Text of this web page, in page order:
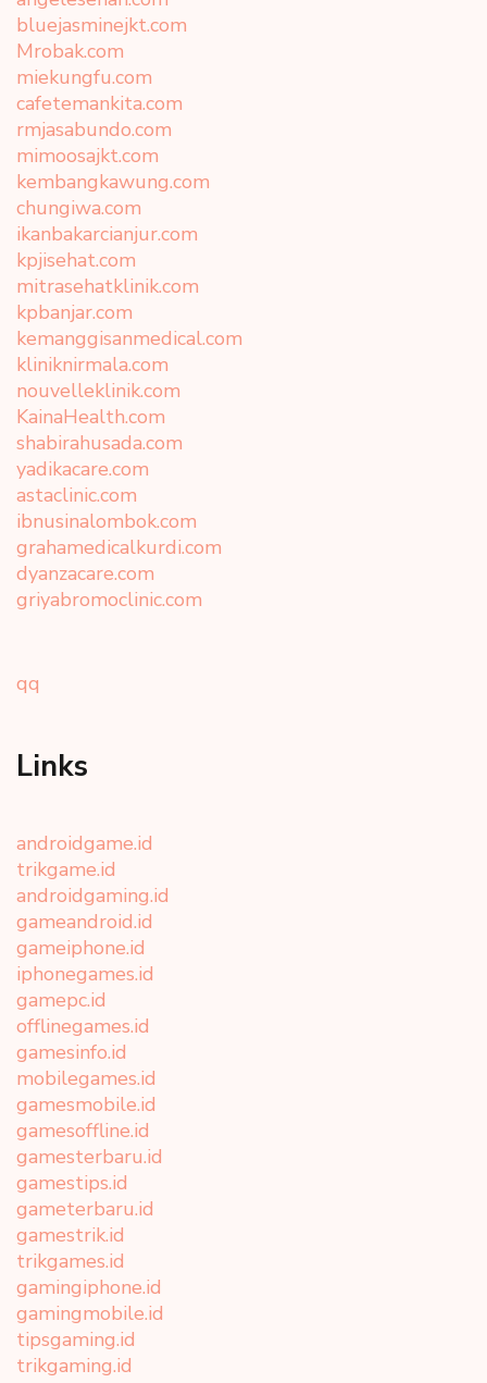
bluejasminejkt.com
Mrobak.com
miekungfu.com
cafetemankita.com
rmjasabundo.com
mimoosajkt.com
kembangkawung.com
chungiwa.com
ikanbakarcianjur.com
kpjisehat.com
mitrasehatklinik.com
kpbanjar.com
kemanggisanmedical.com
kliniknirmala.com
nouvelleklinik.com
KainaHealth.com
shabirahusada.com
yadikacare.com
astaclinic.com
ibnusinalombok.com
grahamedicalkurdi.com
dyanzacare.com
griyabromoclinic.com
qq
Links
androidgame.id
trikgame.id
androidgaming.id
gameandroid.id
gameiphone.id
iphonegames.id
gamepc.id
offlinegames.id
gamesinfo.id
mobilegames.id
gamesmobile.id
gamesoffline.id
gamesterbaru.id
gamestips.id
gameterbaru.id
gamestrik.id
trikgames.id
gamingiphone.id
gamingmobile.id
tipsgaming.id
trikgaming.id